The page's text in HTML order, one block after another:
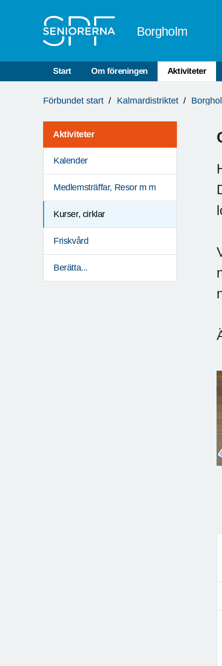
Borgholm
Start Om föreningen Aktiviteter
är
Förbundet start Kalmardistriktet
Aktiviteter
Kalender
Medlemsträffar, Resor m m
Kurser, cirklar
Friskvård
Berätta...